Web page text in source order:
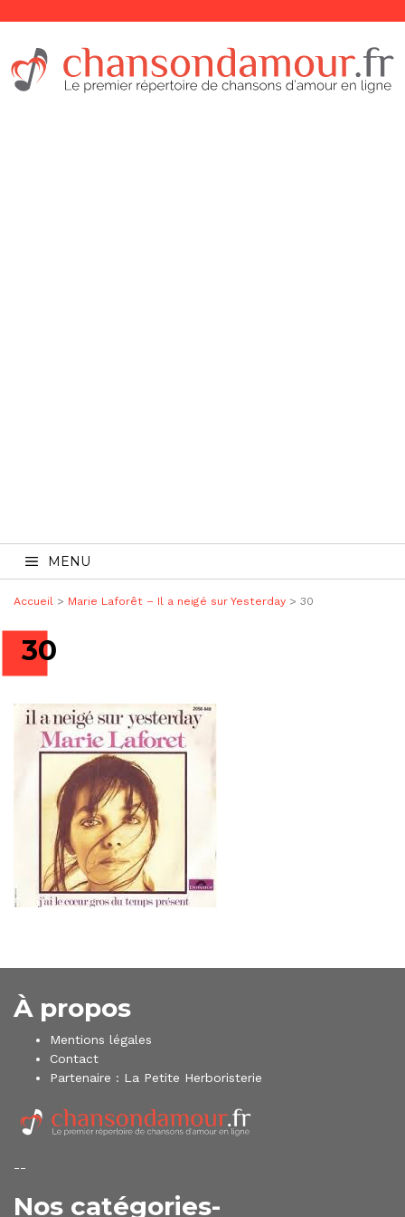
MENU
Accueil > Marie Laforêt – Il a neigé sur Yesterday > 30
30
À propos
Mentions légales
Contact
Partenaire : La Petite Herboristerie
--
Nos catégories-